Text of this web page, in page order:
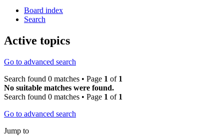
Board index
Search
Active topics
Go to advanced search
Search found 0 matches • Page 1 of 1
No suitable matches were found.
Search found 0 matches • Page 1 of 1
Go to advanced search
Jump to